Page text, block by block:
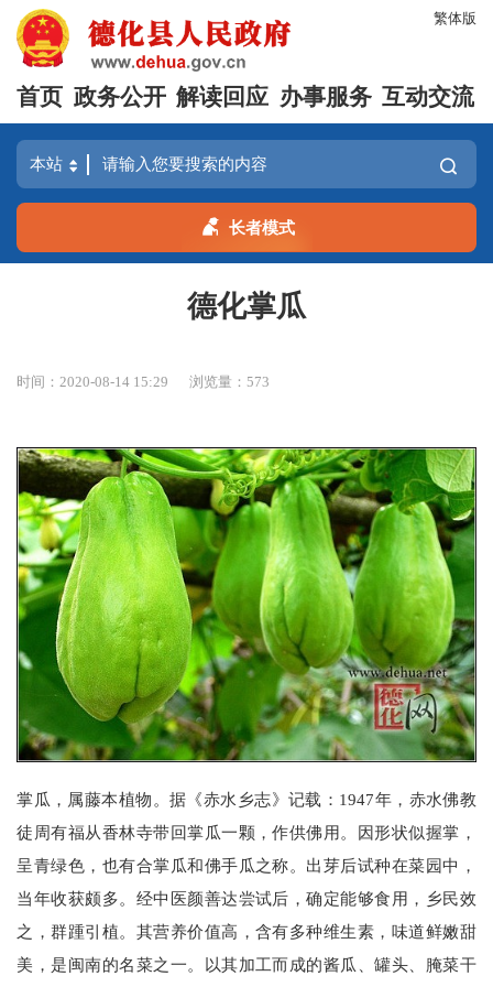
繁体版
首页 政务公开 解读回应 办事服务 互动交流
长者模式
德化掌瓜
时间：2020-08-14 15:29 浏览量：573
掌瓜，属藤本植物。据《赤水乡志》记载：1947年，赤水佛教
徒周有福从香林寺带回掌瓜一颗，作供佛用。因形状似握掌，
呈青绿色，也有合掌瓜和佛手瓜之称。出芽后试种在菜园中，
当年收获颇多。经中医颜善达尝试后，确定能够食用，乡民效
之，群踵引植。其营养价值高，含有多种维生素，味道鲜嫩甜
美，是闽南的名菜之一。以其加工而成的酱瓜、罐头、腌菜干